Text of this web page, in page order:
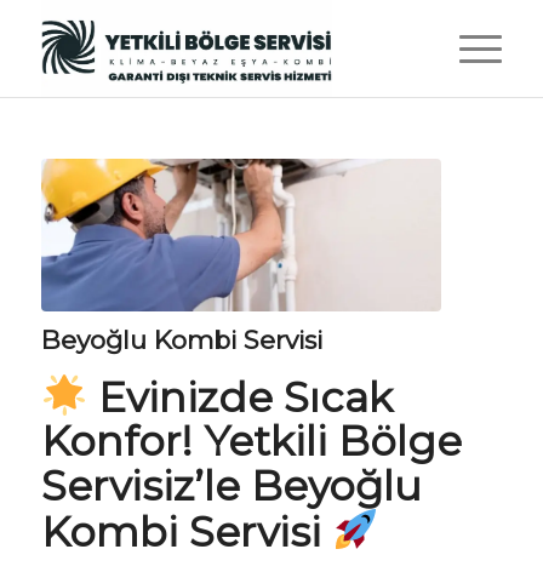
Beyoğlu Kombi Servisi
Evinizde Sıcak
Konfor! Yetkili Bölge
Servisiz’le Beyoğlu
Kombi Servisi